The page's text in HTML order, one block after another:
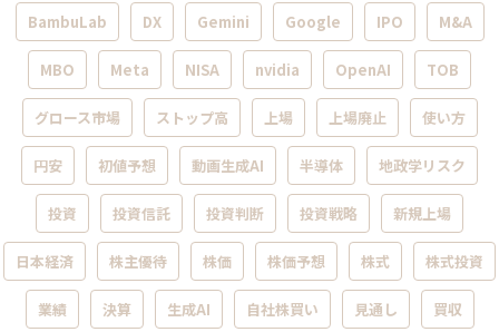
BambuLab DX Gemini Google IPO M&A
MBO Meta NISA nvidia OpenAI TOB
グロース市場 ストップ高 上場 上場廃止 使い方
円安 初値予想 動画生成AI 半導体 地政学リスク
投資 投資信託 投資判断 投資戦略 新規上場
日本経済 株主優待 株価 株価予想 株式 株式投資
業績 決算 生成AI 自社株買い 見通し 買収